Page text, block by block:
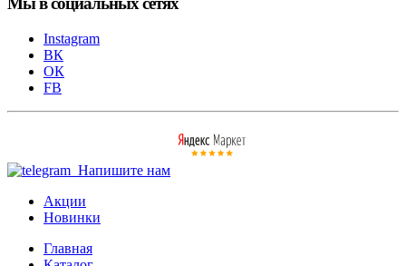
Instagram
ВК
ОК
FB
Напишите нам
Акции
Новинки
Главная